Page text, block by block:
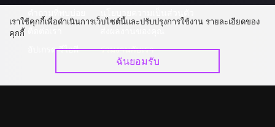
อัปเกรด วีไอพี
ร่วมงานกับเรา
เราใช้คุกกี้เพื่อดำเนินการเว็บไซต์นี้และปรับปรุงการใช้งาน รายละเอียดของ
คุกกี้
ฉันยอมรับ